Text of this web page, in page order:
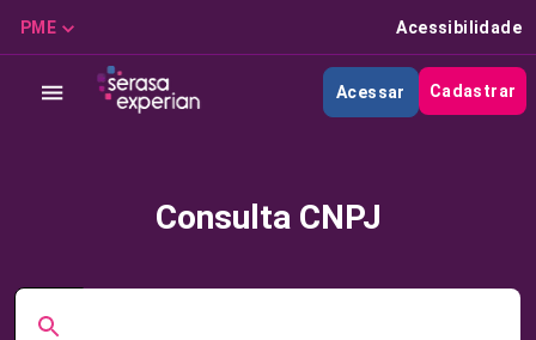
PME Acessibilidade
Acessar Cadastrar
Consulta CNPJ